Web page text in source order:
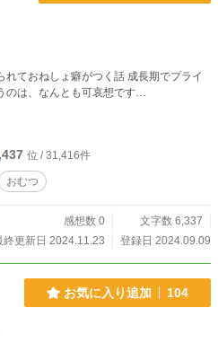
ておねしょ癖がつく話 成長期でプライ
のは、なんとも可哀想です…
位 / 31,416件
おむつ
感想数 0
文字数 6,337
終更新日 2024.11.23
登録日 2024.09.09
お気に入り追加 104